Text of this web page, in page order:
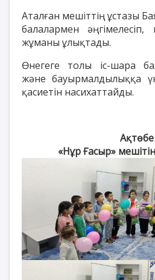
Аталған мешіттің ұстазы
балалармен әңгімелесіп,
жұманы ұлықтады.
Өнегеге толы іс-шара
және бауырмалдылыққа
қасиетін насихаттайды.
«Нұр Ғасыр»